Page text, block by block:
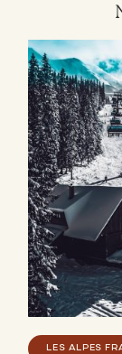
LES ALPES